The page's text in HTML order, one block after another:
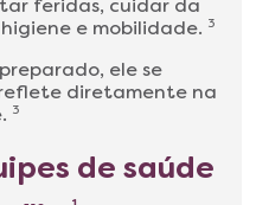
feridas, cuidar da
e mobilidade. 3
ele se
reflete diretamente na
3
de saúde